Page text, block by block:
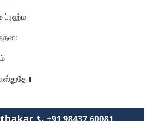
ப்ரஹ்ம